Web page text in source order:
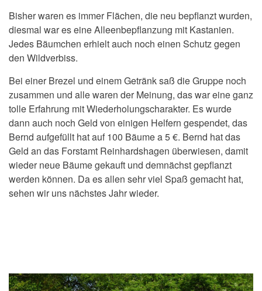
Bisher waren es immer Flächen, die neu bepflanzt wurden,
diesmal war es eine Alleenbepflanzung mit Kastanien.
Jedes Bäumchen erhielt auch noch einen Schutz gegen
den Wildverbiss.
Bei einer Brezel und einem Getränk saß die Gruppe noch
zusammen und alle waren der Meinung, das war eine ganz
tolle Erfahrung mit Wiederholungscharakter. Es wurde
dann auch noch Geld von einigen Helfern gespendet, das
Bernd aufgefüllt hat auf 100 Bäume a 5 €. Bernd hat das
Geld an das Forstamt Reinhardshagen überwiesen, damit
wieder neue Bäume gekauft und demnächst gepflanzt
werden können. Da es allen sehr viel Spaß gemacht hat,
sehen wir uns nächstes Jahr wieder.